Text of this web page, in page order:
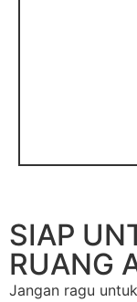
SIAP
RUANG
Jangan ragu